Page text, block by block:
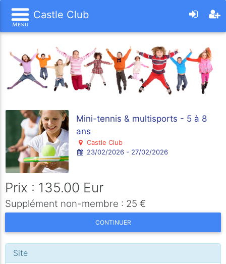
Castle Club
Mini-tennis & multisports - 5 à 8
ans
Castle Club
23/02/2026 - 27/02/2026
Prix : 135.00 Eur
Supplément non-membre : 25 €
CONTINUER
Site